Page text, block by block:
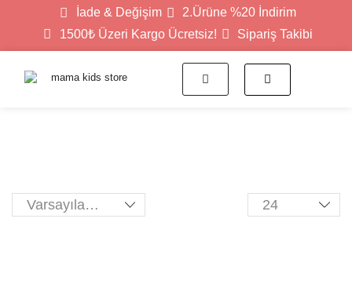
İade & Değişim
2.Ürüne %20 İndirim
1500₺ Üzeri Kargo Ücretsiz!
Sipariş Takibi